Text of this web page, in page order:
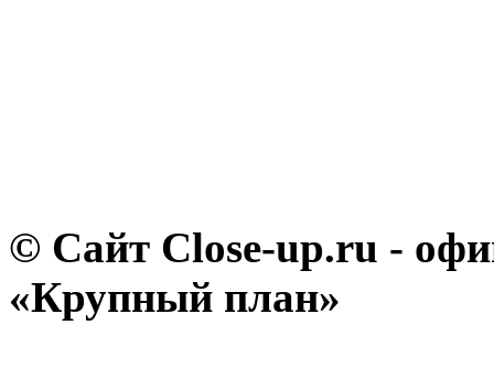
© Сайт Close-up.ru -
«Крупный план»